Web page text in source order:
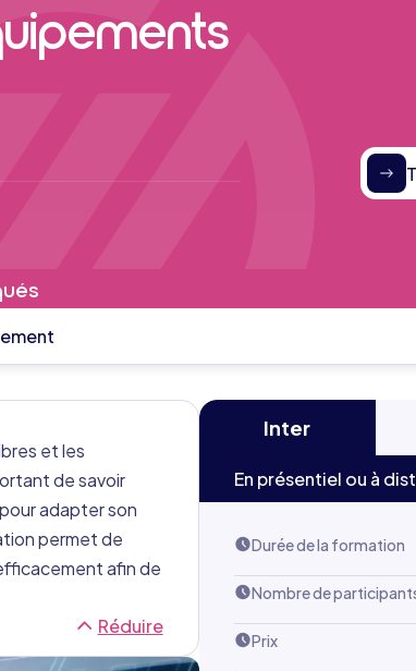
et les
de savoir
adapter son
permet de
afin de
Réduire
Inter
En présentiel ou à
Durée de la formation
Nombre de
Prix